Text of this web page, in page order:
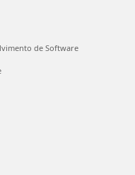
de Software